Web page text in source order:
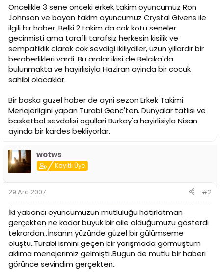
n
h
i
Oncelikle 3 sene onceki erkek takim oyuncumuz Ron
Johnson ve bayan takim oyuncumuz Crystal Givens ile
ilgili bir haber. Belki 2 takim da cok kotu seneler
gecirmisti ama tarafli tarafsiz herkesin kisilik ve
sempatiklik olarak cok sevdigi ikiliydiler, uzun yillardir bir
beraberlikleri vardi. Bu aralar ikisi de Belcika'da
bulunmakta ve hayirlisiyla Haziran ayinda bir cocuk
sahibi olacaklar.
Bir baska guzel haber de ayni sezon Erkek Takimi
Menajerligini yapan Turabi Genc'ten. Dunyalar tatlisi ve
basketbol sevdalisi ogullari Burkay'a hayirlisiyla Nisan
ayinda bir kardes bekliyorlar.
wotws
Kayıtlı Üye
29 Ara 2007 #2
İki yabancı oyuncumuzun mutluluğu hatırlatman
gerçekten ne kadar büyük bir aile olduğumuzu gösterdi
tekrardan..İnsanın yüzünde güzel bir gülümseme
oluştu..Turabi ismini geçen bir yarışmada görmüştüm
aklıma menejerimiz gelmişti..Bugün de mutlu bir haberi
görünce sevindim gerçekten..